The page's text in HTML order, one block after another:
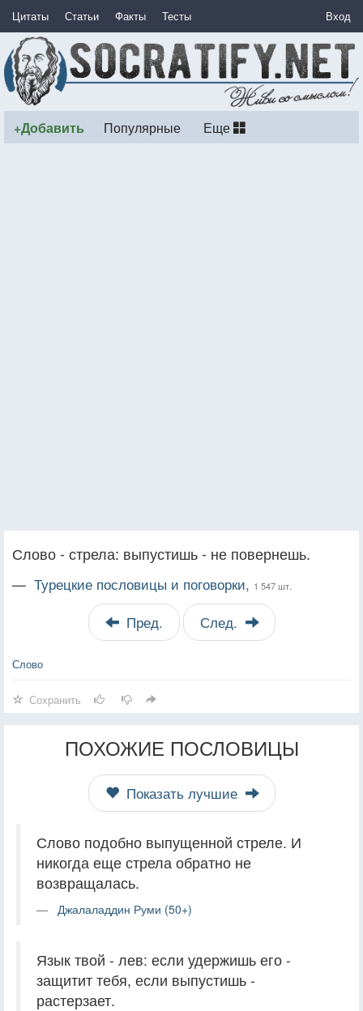
Цитаты Статьи Факты Тесты Вход
+Добавить Популярные Еще
Слово - стрела: выпустишь - не повернешь.
— Турецкие пословицы и поговорки, 1 547 шт.
Пред. След.
Слово
Сохранить
ПОХОЖИЕ ПОСЛОВИЦЫ
Показать лучшие
Слово подобно выпущенной стреле. И
никогда еще стрела обратно не
возвращалась.
Джалаладдин Руми (50+)
Язык твой - лев: если удержишь его -
защитит тебя, если выпустишь -
растерзает.